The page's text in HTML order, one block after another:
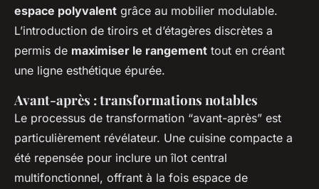
espace polyvalent grâce au mobilier modulable.
L’introduction de tiroirs et d’étagères discrètes a
permis de maximiser le rangement tout en créant
une ligne esthétique épurée.
Avant-après : transformations notables
Le processus de transformation “avant-après” est
particulièrement révélateur. Une cuisine compacte a
été repensée pour inclure un îlot central
multifonctionnel, offrant à la fois espace de